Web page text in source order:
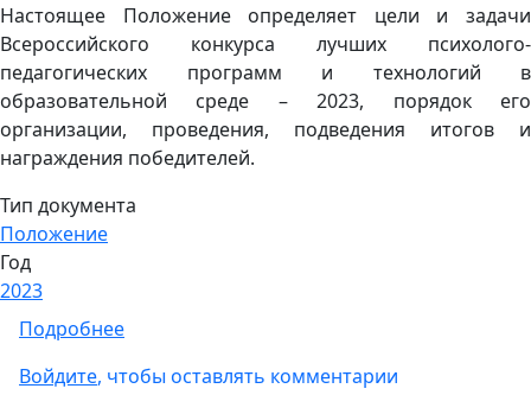
Настоящее Положение определяет цели и задачи
Всероссийского конкурса лучших психолого-
педагогических программ и технологий в
образовательной среде – 2023, порядок его
организации, проведения, подведения итогов и
награждения победителей.
Тип документа
Положение
Год
2023
Подробнеео Положение о Всероссийском конкурсе
Войдите, чтобы оставлять комментарии